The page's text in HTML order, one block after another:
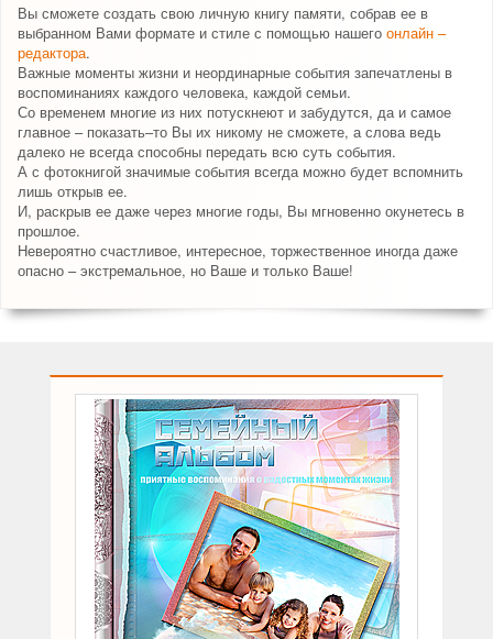
Вы сможете создать свою личную книгу памяти, собрав ее в
выбранном Вами формате и стиле с помощью нашего онлайн –
редактора.
Важные моменты жизни и неординарные события запечатлены в
воспоминаниях каждого человека, каждой семьи.
Со временем многие из них потускнеют и забудутся, да и самое
главное – показать–то Вы их никому не сможете, а слова ведь
далеко не всегда способны передать всю суть события.
А с фотокнигой значимые события всегда можно будет вспомнить
лишь открыв ее.
И, раскрыв ее даже через многие годы, Вы мгновенно окунетесь в
прошлое.
Невероятно счастливое, интересное, торжественное иногда даже
опасно – экстремальное, но Ваше и только Ваше!